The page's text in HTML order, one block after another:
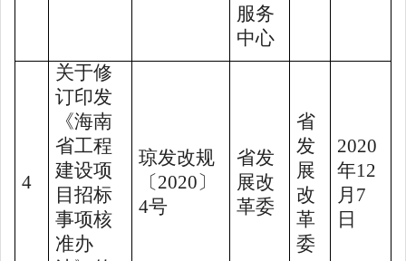
服务
中心
4
关于修
订印发
《海南
省工程
建设项
目招标
事项核
准办
琼发改规
〔2020〕
4号
省发
展改
革委
省
发
展
改
革
委
2020
年12
月 7
日